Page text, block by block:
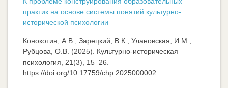
практик на основе системы понятий культурно-
исторической психологии
Конокотин, А.В., Зарецкий, В.К., Улановская, И.М.,
Рубцова, О.В. (2025). Культурно-историческая
психология, 21(3), 15–26.
https://doi.org/10.17759/chp.2025000002